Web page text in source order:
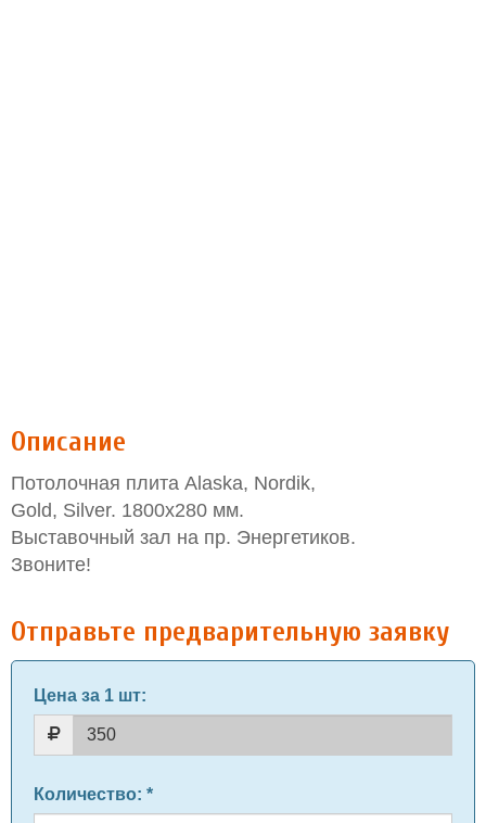
Описание
Потолочная плита Alaska, Nordik,
Gold, Silver. 1800х280 мм.
Выставочный зал на пр. Энергетиков.
Звоните!
Отправьте предварительную заявку
Цена за 1 шт:
Количество: *